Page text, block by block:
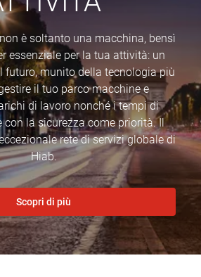
è soltanto una macchina, bensì
essenziale per la tua attività: un
futuro, munito della tecnologia più
il tuo parco macchine e
di lavoro nonché i tempi di
con la sicurezza come priorità. Il
rete di servizi globale di
Hiab.
Scopri di più